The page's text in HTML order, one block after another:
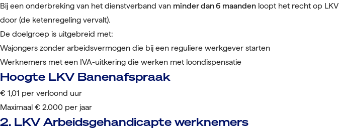
Bij een onderbreking van het dienstverband van minder dan 6 maanden loopt het recht op LKV
door (de ketenregeling vervalt).
De doelgroep is uitgebreid met:
Wajongers zonder arbeidsvermogen die bij een reguliere werkgever starten
Werknemers met een IVA-uitkering die werken met loondispensatie
Hoogte LKV Banenafspraak
€ 1,01 per verloond uur
Maximaal € 2.000 per jaar
2. LKV Arbeidsgehandicapte werknemers